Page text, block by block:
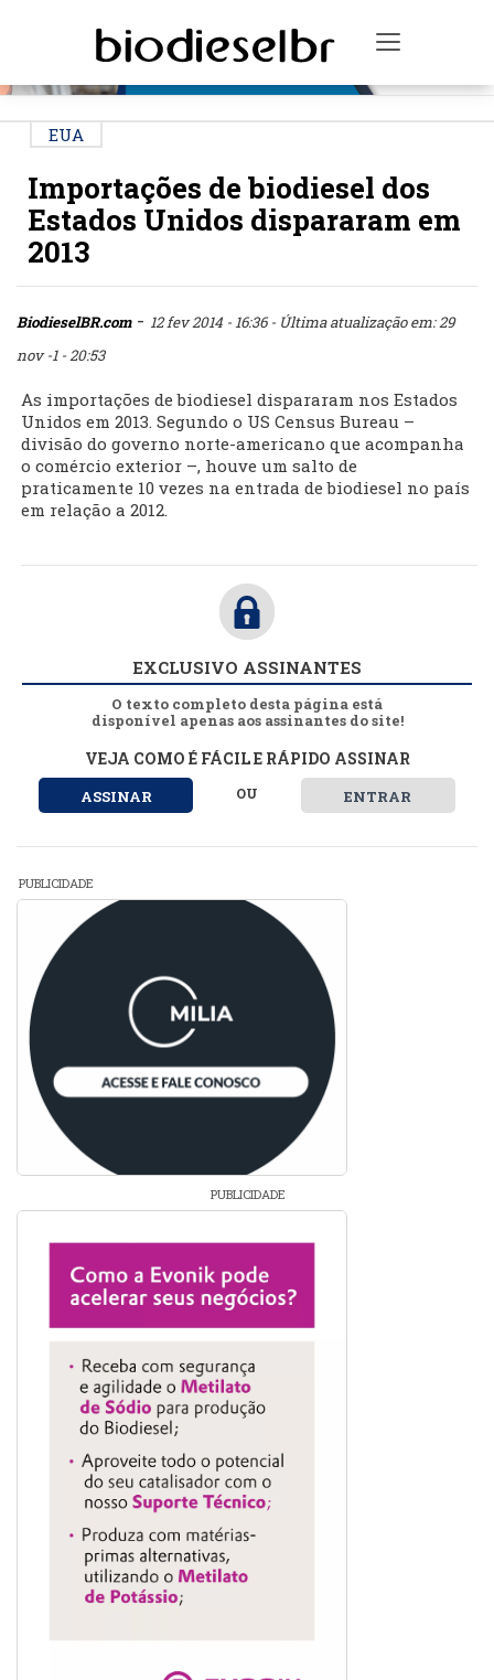
Toggle
EUA
Importações de biodiesel dos
Estados Unidos dispararam em
2013
BiodieselBR.com- 12 fev 2014 - 16:36 - Última atualização em: 29
nov -1 - 20:53
As importações de biodiesel dispararam nos Estados
Unidos em 2013. Segundo o US Census Bureau –
divisão do governo norte-americano que acompanha
o comércio exterior –, houve um salto de
praticamente 10 vezes na entrada de biodiesel no país
em relação a 2012.
EXCLUSIVO ASSINANTES
O texto completo desta página está
disponível apenas aos assinantes do site!
VEJA COMO É FÁCIL E RÁPIDO ASSINAR
ASSINAR OU ENTRAR
PUBLICIDADE
PUBLICIDADE